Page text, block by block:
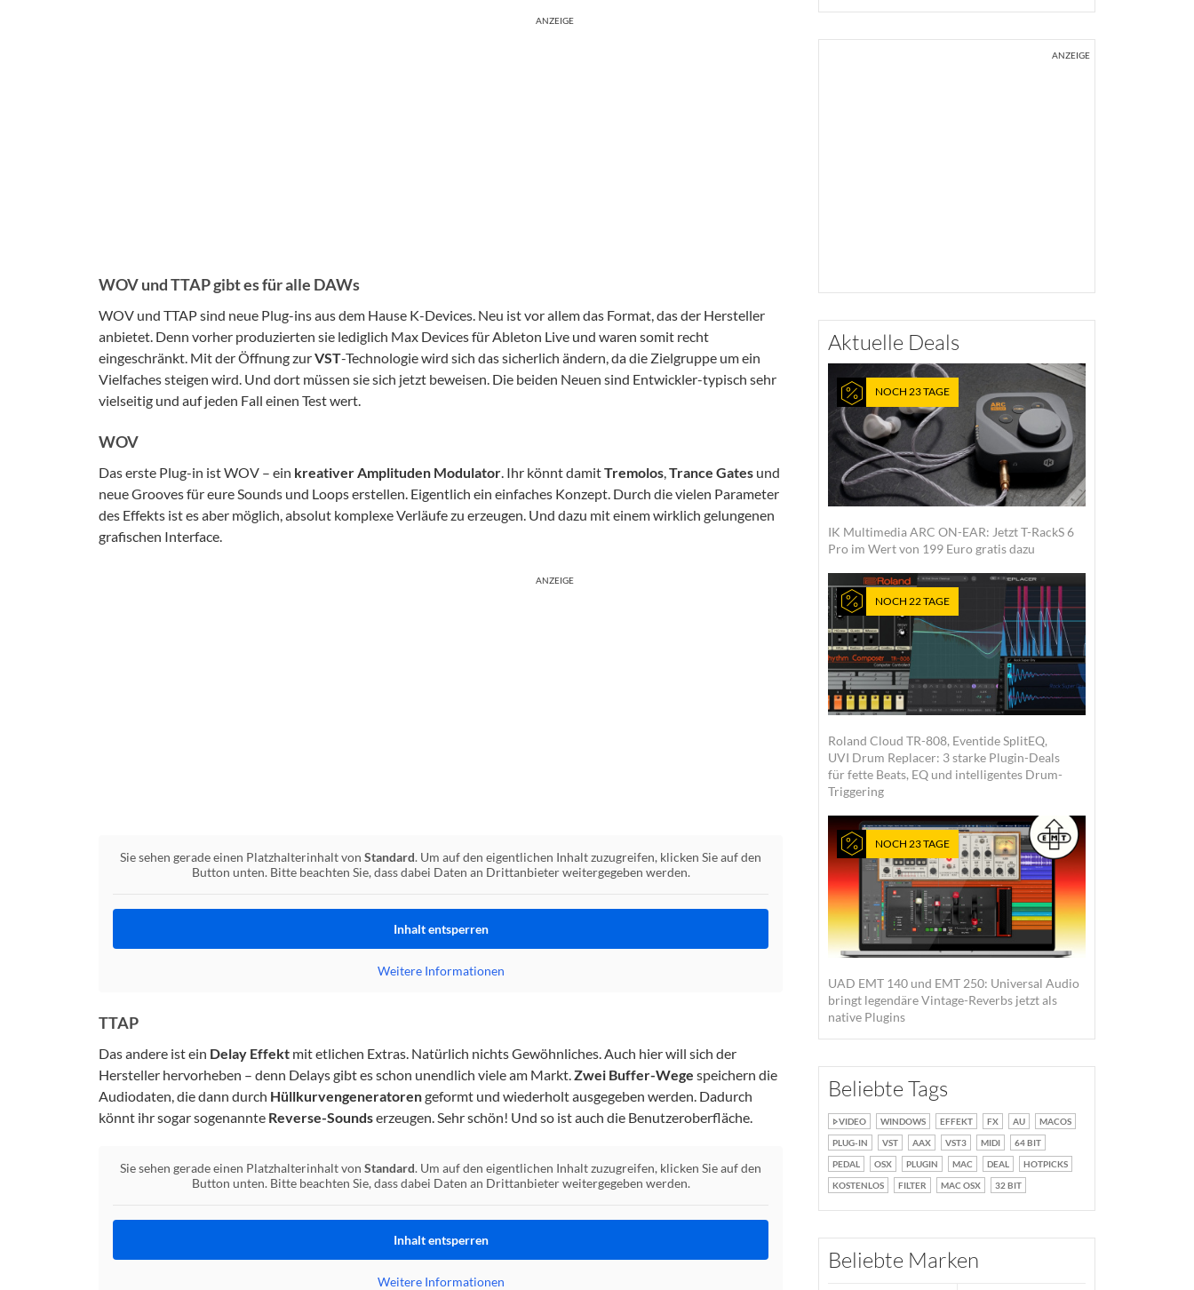
ANZEIGE
WOV und TTAP gibt es für alle DAWs
WOV und TTAP sind neue Plug-ins aus dem Hause K-Devices. Neu ist vor allem das Format, das der Hersteller
anbietet. Denn vorher produzierten sie lediglich Max Devices für Ableton Live und waren somit recht
eingeschränkt. Mit der Öffnung zurVST-Technologie wird sich das sicherlich ändern, da die Zielgruppe um ein
Vielfaches steigen wird. Und dort müssen sie sich jetzt beweisen. Die beiden Neuen sind Entwickler-typisch sehr
vielseitig und auf jeden Fall einen Test wert.
WOV
Das erste Plug-in ist WOV – ein kreativer Amplituden Modulator. Ihr könnt damitTremolos,Trance Gates und
neue Grooves für eure Sounds und Loops erstellen. Eigentlich ein einfaches Konzept. Durch die vielen Parameter
des Effekts ist es aber möglich, absolut komplexe Verläufe zu erzeugen. Und dazu mit einem wirklich gelungenen
grafischen Interface.
ANZEIGE
Sie sehen gerade einen Platzhalterinhalt von Standard. Um auf den eigentlichen Inhalt zuzugreifen, klicken Sie auf den
Button unten. Bitte beachten Sie, dass dabei Daten an Drittanbieter weitergegeben werden.
Inhalt entsperren
Weitere Informationen
TTAP
Das andere ist ein Delay Effekt mit etlichen Extras. Natürlich nichts Gewöhnliches. Auch hier will sich der
Hersteller hervorheben – denn Delays gibt es schon unendlich viele am Markt.Zwei Buffer-Wege speichern die
Audiodaten, die dann durch Hüllkurvengeneratorengeformt und wiederholt ausgegeben werden. Dadurch
könnt ihr sogar sogenannte Reverse-Soundserzeugen. Sehr schön! Und so ist auch die Benutzeroberfläche.
Sie sehen gerade einen Platzhalterinhalt von Standard. Um auf den eigentlichen Inhalt zuzugreifen, klicken Sie auf den
Button unten. Bitte beachten Sie, dass dabei Daten an Drittanbieter weitergegeben werden.
Inhalt entsperren
Weitere Informationen
ANZEIGE
Aktuelle Deals
NOCH 23 TAGE
IK Multimedia ARC ON-EAR: Jetzt T-RackS 6
Pro im Wert von 199 Euro gratis dazu
NOCH 22 TAGE
Roland Cloud TR-808, Eventide SplitEQ,
UVI Drum Replacer: 3 starke Plugin-Deals
für fette Beats, EQ und intelligentes Drum-
Triggering
NOCH 23 TAGE
UAD EMT 140 und EMT 250: Universal Audio
bringt legendäre Vintage-Reverbs jetzt als
native Plugins
Beliebte Tags
VIDEO WINDOWS EFFEKT FX AU
MACOS
PLUG-IN
VST AAX VST3 MIDI
64 BIT
PEDAL
OSX PLUGIN MAC DEAL
HOTPICKS
KOSTENLOS
FILTER MAC OSX 32 BIT
Beliebte Marken